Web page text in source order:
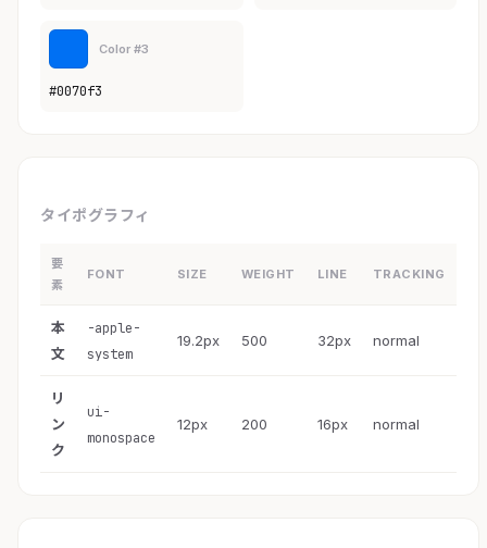
Color #3
#0070f3
タイポグラフィ
要
素
FONT SIZE WEIGHT LINE TRACKING
本
文
-apple-
system
19.2px 500 32px normal
リ
ン
ク
ui-
monospace
12px 200 16px normal